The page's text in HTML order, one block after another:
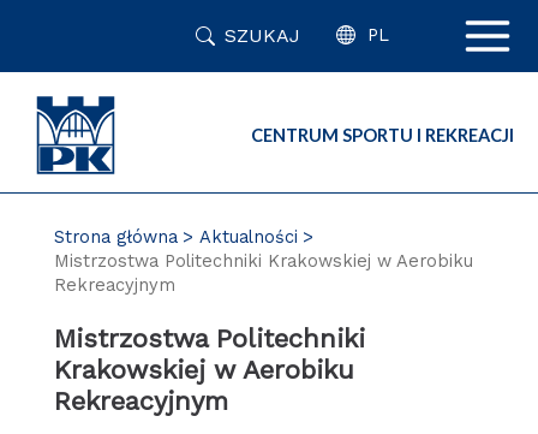
SZUKAJ PL
CENTRUM SPORTU I REKREACJI
Strona główna
Aktualności
Mistrzostwa Politechniki Krakowskiej w Aerobiku
Rekreacyjnym
Mistrzostwa Politechniki
Krakowskiej w Aerobiku
Rekreacyjnym